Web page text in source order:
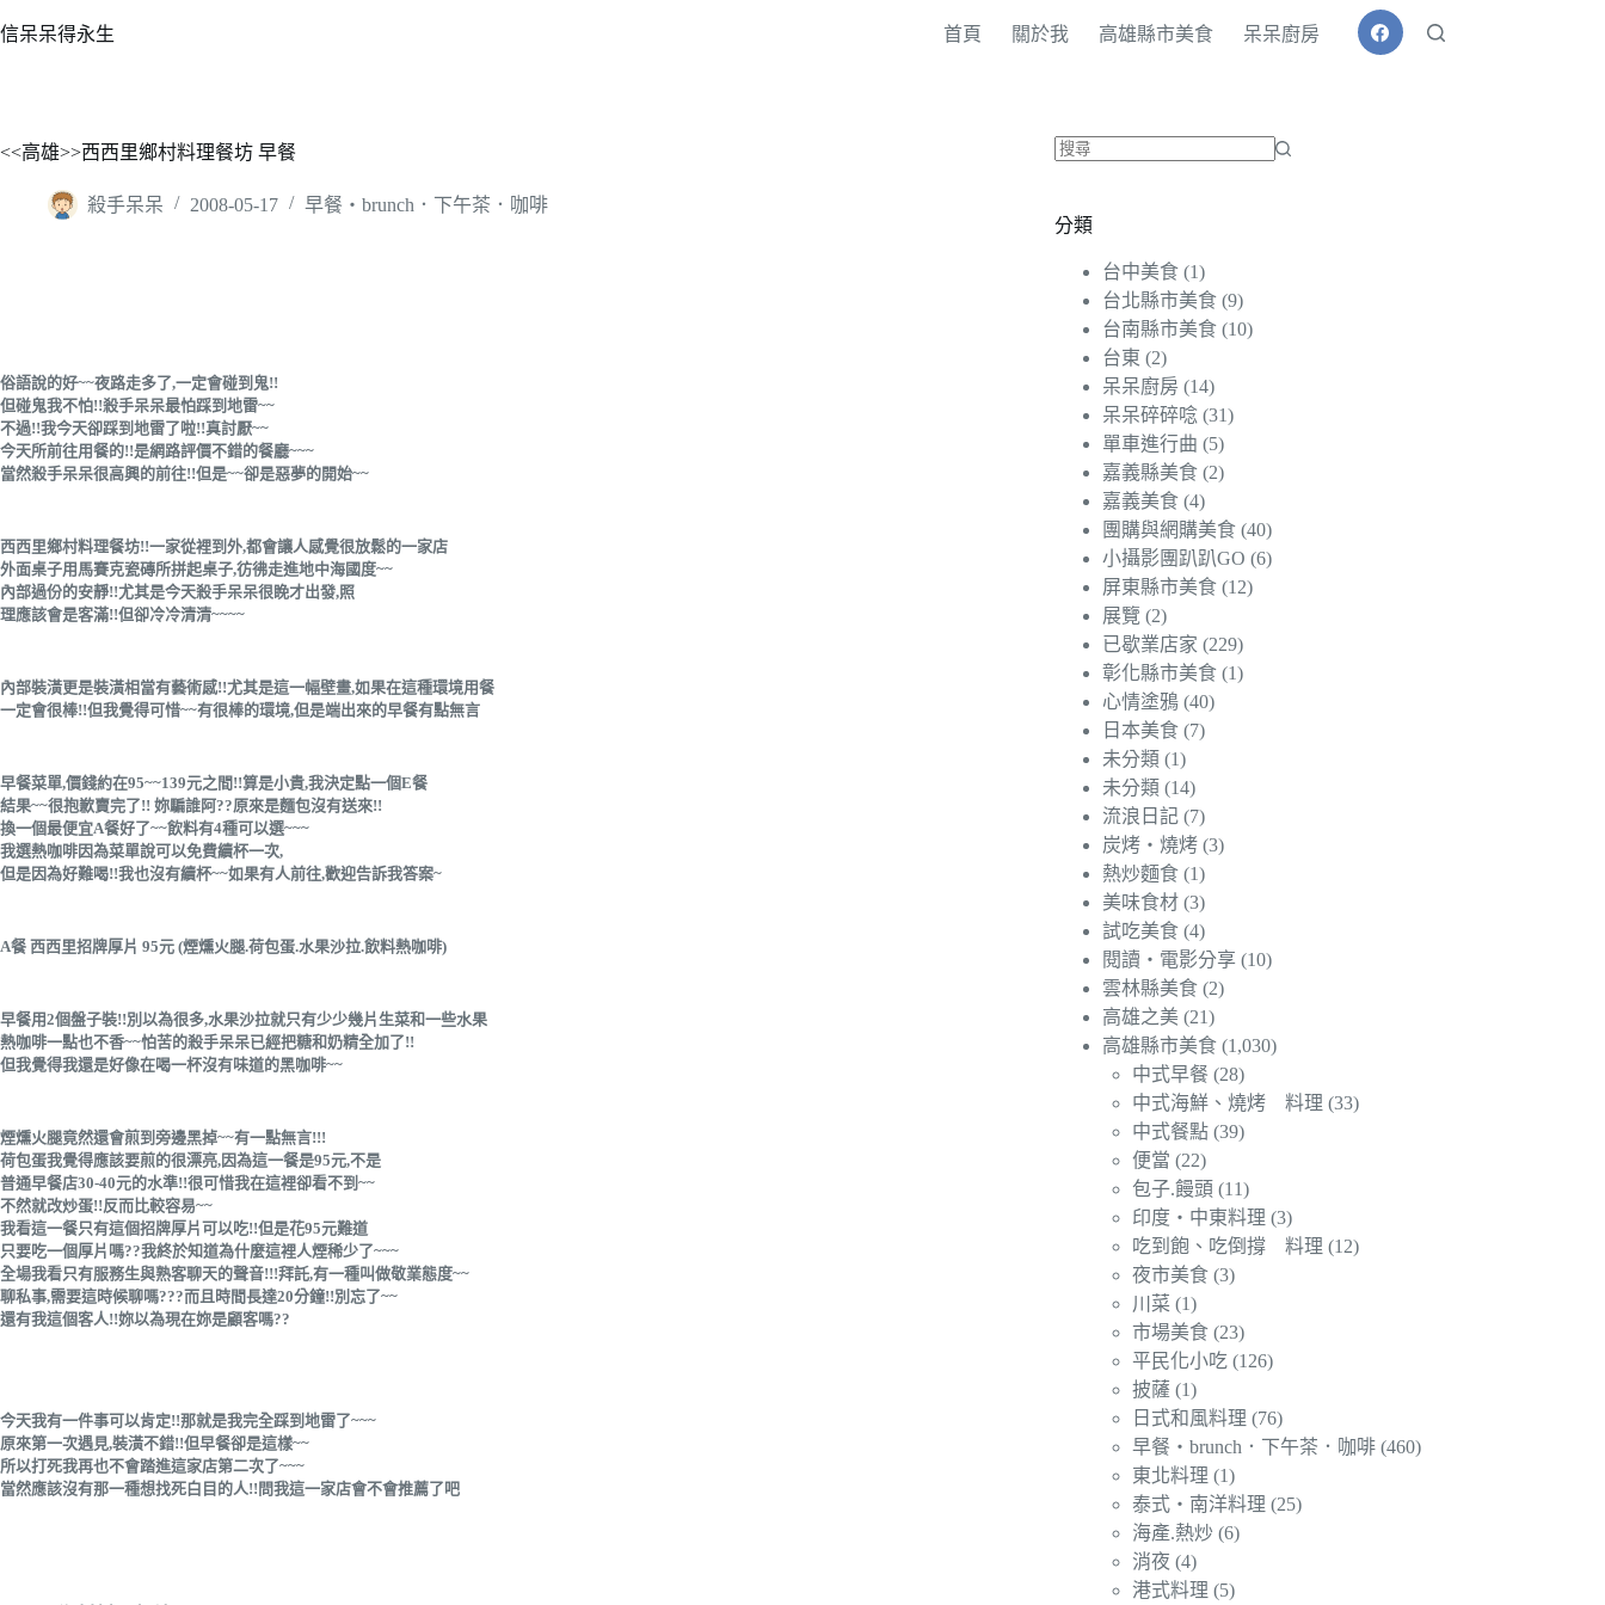
至
容
信呆呆得永生 首頁 關於我 高雄縣市美食 呆呆廚房
<<高雄>>西西里鄉村料理餐坊 早餐
殺手呆呆 2008-05-17 早餐‧brunch．下午茶．咖啡
俗語說的好~~夜路走多了,一定會碰到鬼!!
但碰鬼我不怕!!殺手呆呆最怕踩到地雷~~
不過!!我今天卻踩到地雷了啦!!真討厭~~
今天所前往用餐的!!是網路評價不錯的餐廳~~~
當然殺手呆呆很高興的前往!!但是~~卻是惡夢的開始~~
西西里鄉村料理餐坊!!一家從裡到外,都會讓人感覺很放鬆的一家店
外面桌子用馬賽克瓷磚所拼起桌子,彷彿走進地中海國度~~
內部過份的安靜!!尤其是今天殺手呆呆很睌才出發,照
理應該會是客滿!!但卻冷冷清清~~~~
內部裝潢更是裝潢相當有藝術感!!尤其是這一幅壁畫,如果在這種環境用餐
一定會很棒!!但我覺得可惜~~有很棒的環境,但是端出來的早餐有點無言
早餐菜單,價錢約在95~~139元之間!!算是小貴,我決定點一個E餐
結果~~很抱歉賣完了!! 妳騙誰阿??原來是麵包沒有送來!!
換一個最便宜A餐好了~~飲料有4種可以選~~~
我選熱咖啡因為菜單說可以免費續杯一次,
但是因為好難喝!!我也沒有續杯~~如果有人前往,歡迎告訴我答案~
A餐 西西里招牌厚片 95元 (煙燻火腿.荷包蛋.水果沙拉.飲料熱咖啡)
早餐用2個盤子裝!!別以為很多,水果沙拉就只有少少幾片生菜和一些水果
熱咖啡一點也不香~~怕苦的殺手呆呆已經把糖和奶精全加了!!
但我覺得我還是好像在喝一杯沒有味道的黑咖啡~~
煙燻火腿竟然還會煎到旁邊黑掉~~有一點無言!!!
荷包蛋我覺得應該要煎的很漂亮,因為這一餐是95元,不是
普通早餐店30-40元的水準!!很可惜我在這裡卻看不到~~
不然就改炒蛋!!反而比較容易~~
我看這一餐只有這個招牌厚片可以吃!!但是花95元難道
只要吃一個厚片嗎??我終於知道為什麼這裡人煙稀少了~~~
全場我看只有服務生與熟客聊天的聲音!!!拜託,有一種叫做敬業態度~~
聊私事,需要這時候聊嗎???而且時間長達20分鐘!!別忘了~~
還有我這個客人!!妳以為現在妳是顧客嗎??
今天我有一件事可以肯定!!那就是我完全踩到地雷了~~~
原來第一次遇見,裝潢不錯!!但早餐卻是這樣~~
所以打死我再也不會踏進這家店第二次了~~~
當然應該沒有那一種想找死白目的人!!問我這一家店會不會推薦了吧
到
分類
台中美食 (1)
台北縣市美食 (9)
台南縣市美食 (10)
台東 (2)
呆呆廚房 (14)
呆呆碎碎唸 (31)
單車進行曲 (5)
嘉義縣美食 (2)
嘉義美食 (4)
團購與網購美食 (40)
小攝影團趴趴GO (6)
屏東縣市美食 (12)
展覽 (2)
已歇業店家 (229)
彰化縣市美食 (1)
心情塗鴉 (40)
日本美食 (7)
未分類 (1)
未分類 (14)
流浪日記 (7)
炭烤‧燒烤 (3)
熱炒麵食 (1)
美味食材 (3)
試吃美食 (4)
閱讀‧電影分享 (10)
雲林縣美食 (2)
高雄之美 (21)
高雄縣市美食 (1,030)
中式早餐 (28)
中式海鮮、燒烤 料理 (33)
中式餐點 (39)
便當 (22)
包子.饅頭 (11)
印度‧中東料理 (3)
吃到飽、吃倒撐 料理 (12)
夜市美食 (3)
川菜 (1)
市場美食 (23)
平民化小吃 (126)
披薩 (1)
日式和風料理 (76)
早餐‧brunch．下午茶．咖啡 (460)
東北料理 (1)
泰式‧南洋料理 (25)
海產.熱炒 (6)
消夜 (4)
港式料理 (5)